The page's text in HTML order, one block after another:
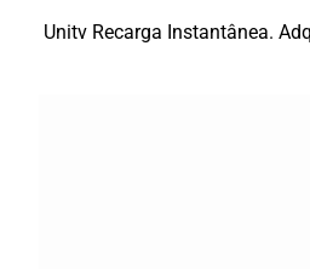
Unitv Recarga Instantânea.